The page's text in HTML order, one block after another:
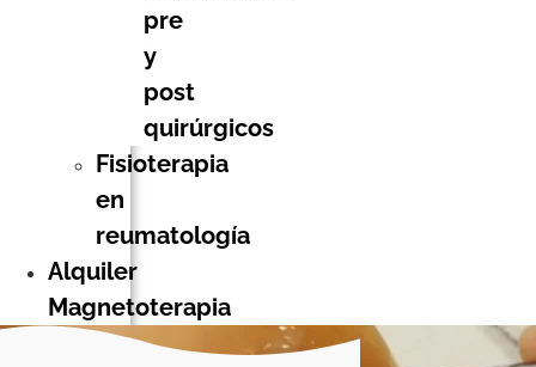
pre
y
post
quirúrgicos
Fisioterapia
en
reumatología
Alquiler
Magnetoterapia